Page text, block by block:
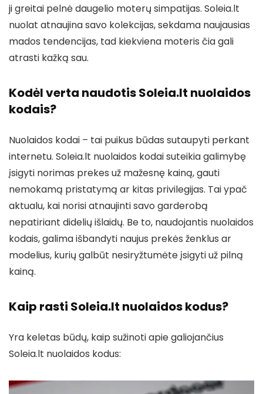
ji greitai pelnė daugelio moterų simpatijas. Soleia.lt
nuolat atnaujina savo kolekcijas, sekdama naujausias
mados tendencijas, tad kiekviena moteris čia gali
atrasti kažką sau.
Kodėl verta naudotis Soleia.lt nuolaidos
kodais?
Nuolaidos kodai – tai puikus būdas sutaupyti perkant
internetu. Soleia.lt nuolaidos kodai suteikia galimybę
įsigyti norimas prekes už mažesnę kainą, gauti
nemokamą pristatymą ar kitas privilegijas. Tai ypač
aktualu, kai norisi atnaujinti savo garderobą
nepatiriant didelių išlaidų. Be to, naudojantis nuolaidos
kodais, galima išbandyti naujus prekės ženklus ar
modelius, kurių galbūt nesiryžtumėte įsigyti už pilną
kainą.
Kaip rasti Soleia.lt nuolaidos kodus?
Yra keletas būdų, kaip sužinoti apie galiojančius
Soleia.lt nuolaidos kodus: